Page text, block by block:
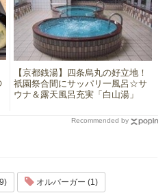
【京都銭湯】四条烏丸の好立地！
祇園祭合間にサッパリ一風呂☆サ
ウナ＆露天風呂充実「白山湯」
Recommended by
オルバーガー (1)